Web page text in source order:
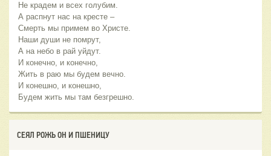
Не крадем и всех голубим.
А распнут нас на кресте –
Смерть мы примем во Христе.
Наши души не помрут,
А на небо в рай уйдут.
И конечно, и конечно,
Жить в раю мы будем вечно.
И конешно, и конешно,
Будем жить мы там безгрешно.
СЕЯЛ РОЖЬ ОН И ПШЕНИЦУ